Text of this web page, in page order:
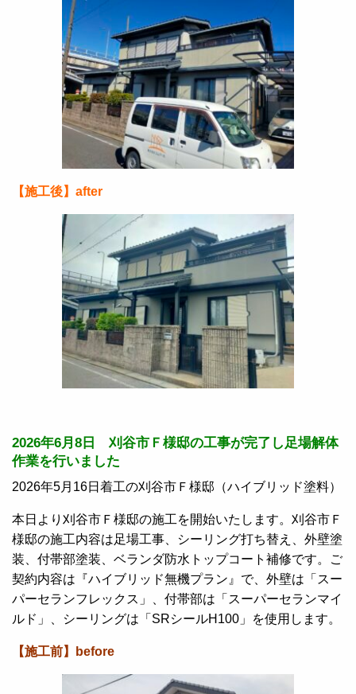
【施工後】after
2026年6月8日 刈谷市Ｆ様邸の工事が完了し足場解体
作業を行いました
2026年5月16日着工の刈谷市Ｆ様邸（ハイブリッド塗料）
本日より刈谷市Ｆ様邸の施工を開始いたします。刈谷市Ｆ
様邸の施工内容は足場工事、シーリング打ち替え、外壁塗
装、付帯部塗装、ベランダ防水トップコート補修です。ご
契約内容は『ハイブリッド無機プラン』で、外壁は「スー
パーセランフレックス」、付帯部は「スーパーセランマイ
ルド」、シーリングは「SRシールH100」を使用します。
【施工前】before